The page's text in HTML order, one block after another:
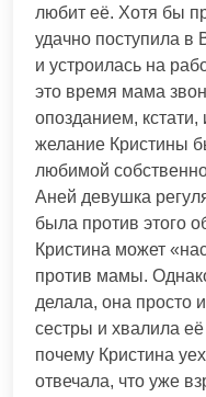
любит её. Хотя бы
удачно поступила в
и устроилась на
это время мама
опозданием,
желание Кристины
любимой
Аней девушка
была против этого
Кристина может
против мамы.
делала, она просто
сестры и хвалила
почему Кристина
отвечала, что уже